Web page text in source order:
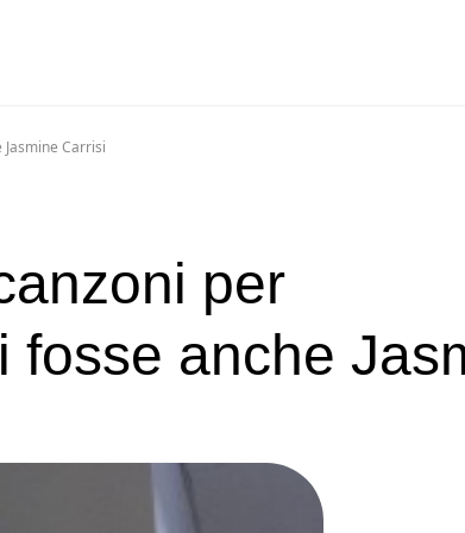
Jasmine Carrisi
per
fosse anche